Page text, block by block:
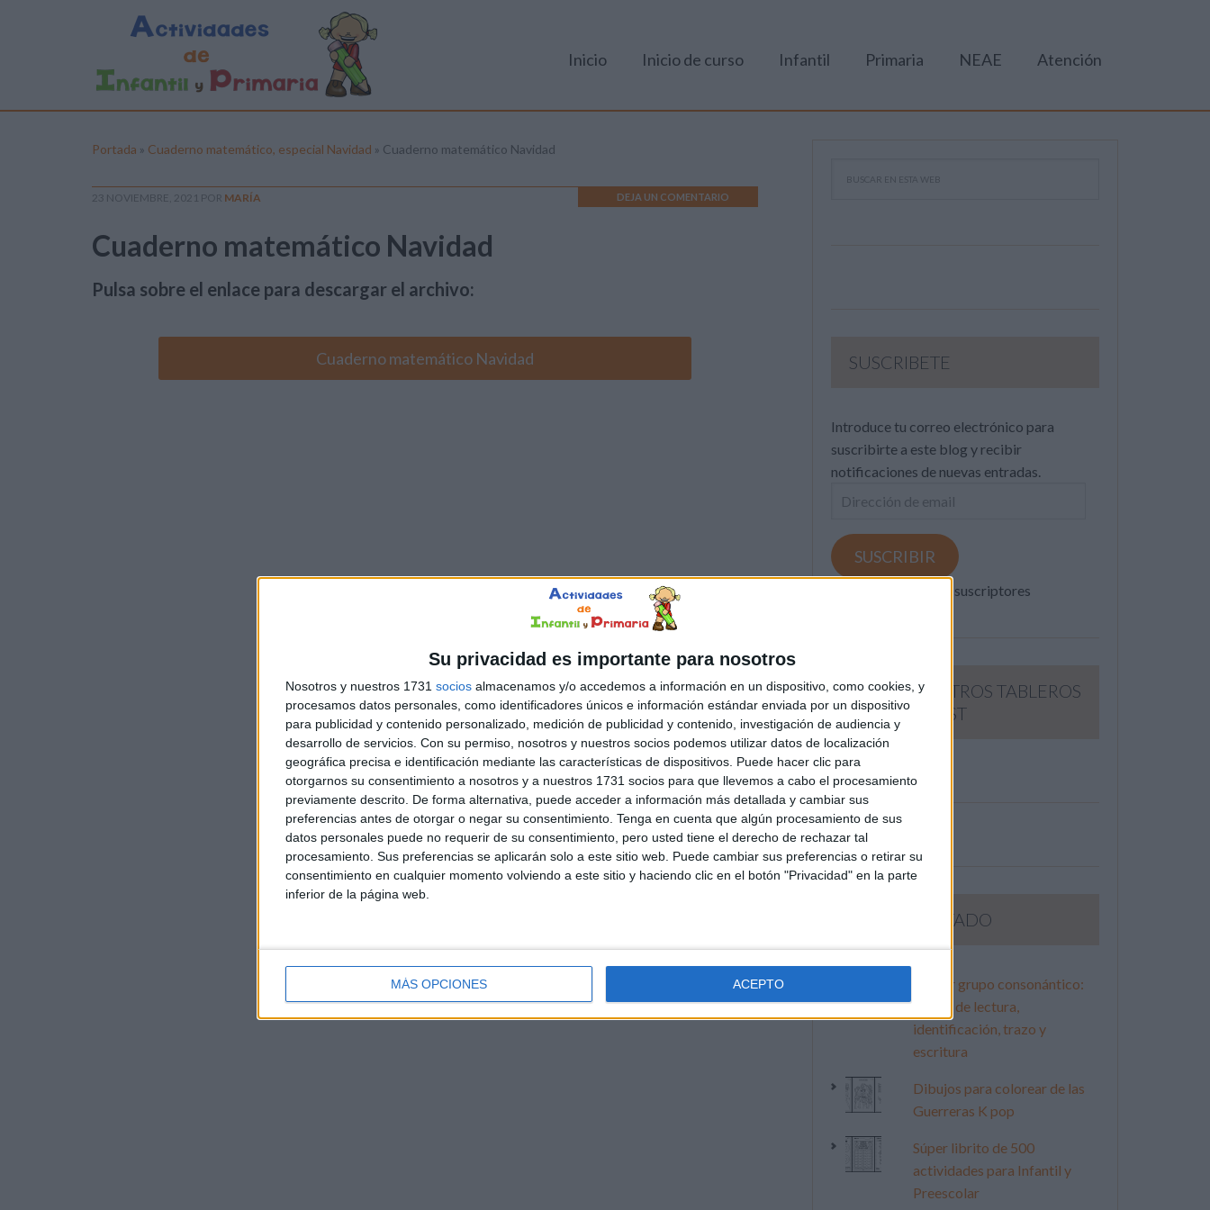
Su privacidad es importante para nosotros
Nosotros y nuestros 1731 socios almacenamos y/o accedemos a información en un dispositivo, como cookies, y
procesamos datos personales, como identificadores únicos e información estándar enviada por un dispositivo
para publicidad y contenido personalizado, medición de publicidad y contenido, investigación de audiencia y
desarrollo de servicios. Con su permiso, nosotros y nuestros socios podemos utilizar datos de localización
geográfica precisa e identificación mediante las características de dispositivos. Puede hacer clic para
otorgarnos su consentimiento a nosotros y a nuestros 1731 socios para que llevemos a cabo el procesamiento
previamente descrito. De forma alternativa, puede acceder a información más detallada y cambiar sus
preferencias antes de otorgar o negar su consentimiento. Tenga en cuenta que algún procesamiento de sus
datos personales puede no requerir de su consentimiento, pero usted tiene el derecho de rechazar tal
procesamiento. Sus preferencias se aplicarán solo a este sitio web. Puede cambiar sus preferencias o retirar su
consentimiento en cualquier momento volviendo a este sitio y haciendo clic en el botón "Privacidad" en la parte
inferior de la página web.
MÁS OPCIONES ACEPTO
Inicio Inicio de curso Infantil Primaria NEAE Atención
Portada » Cuaderno matemático, especial Navidad » Cuaderno matemático Navidad
23 NOVIEMBRE, 2021 POR MARÍA DEJA UN COMENTARIO
Cuaderno matemático Navidad
Pulsa sobre el enlace para descargar el archivo:
Cuaderno matemático Navidad SUSCRIBETE
Introduce tu correo electrónico para
suscribirte a este blog y recibir
notificaciones de nuevas entradas.
Dirección
email
SUSCRIBIR
Únete a otros 371K suscriptores
SIGUE NUESTROS TABLEROS
EN PINTEREST
LO MÁS VISITADO
Primer grupo consonántico:
Fichas de lectura,
identificación, trazo y
escritura
Dibujos para colorear de las
Guerreras K pop
Súper librito de 500
actividades para Infantil y
Preescolar